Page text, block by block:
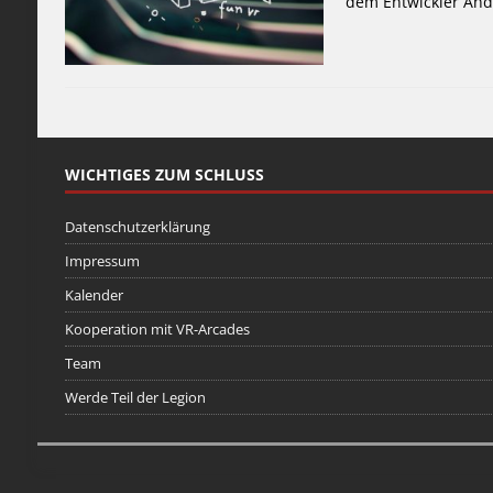
WICHTIGES ZUM SCHLUSS
Datenschutzerklärung
Impressum
Kalender
Kooperation mit VR-Arcades
Team
Werde Teil der Legion